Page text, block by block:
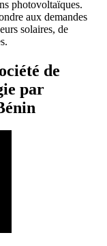
photovoltaïques.
aux demandes
solaires, de
de
par